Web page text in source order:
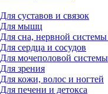
Для суставов и связок
Для мышц
Для сна, нервной системы
Для сердца и сосудов
Для мочеполовой системы
Для зрения
Для кожи, волос и ногтей
Для печени и детокса